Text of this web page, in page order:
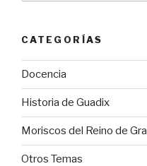
CATEGORÍAS
Docencia
Historia de Guadix
Moriscos del Reino de
Otros Temas